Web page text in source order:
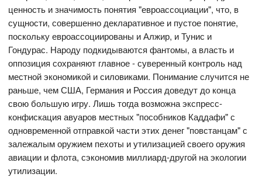
ценность и значимость понятия "евроассоциации", что, в
сущности, совершенно декларативное и пустое понятие,
поскольку евроассоциированы и Алжир, и Тунис и
Гондурас. Народу подкидываются фантомы, а власть и
оппозиция сохраняют главное - суверенный контроль над
местной экономикой и силовиками. Понимание случится не
раньше, чем США, Германия и Россия доведут до конца
свою большую игру. Лишь тогда возможна экспресс-
конфискация авуаров местных "пособников Каддафи" с
одновременной отправкой части этих денег "повстанцам" с
залежалым оружием пехоты и утилизацией своего оружия
авиации и флота, сэкономив миллиард-другой на экологии
утилизации.